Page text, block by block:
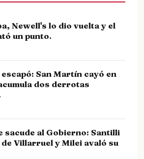
Newell's lo dio vuelta y el
un punto.
San Martín cayó en
dos derrotas
sacude al Gobierno: Santilli
Villarruel y Milei avaló su